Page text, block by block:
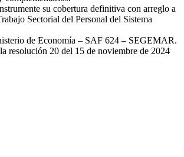
su cobertura definitiva con arreglo a
Sectorial del Personal del Sistema
de Economía – SAF 624 – SEGEMAR.
resolución 20 del 15 de noviembre de 2024